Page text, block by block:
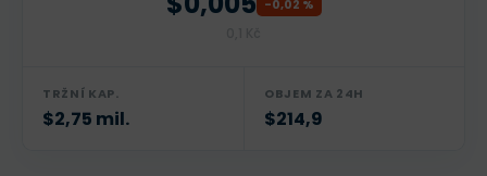
-0,02 %
TRŽNÍ KAP.
$2,75 mil.
OBJEM ZA 24H
$214,9